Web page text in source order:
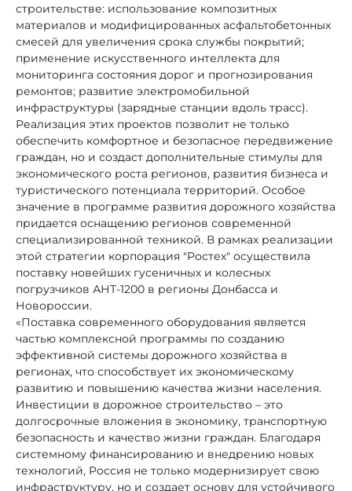
строительстве: использование композитных
материалов и модифицированных асфальтобетонных
смесей для увеличения срока службы покрытий;
применение искусственного интеллекта для
мониторинга состояния дорог и прогнозирования
ремонтов; развитие электромобильной
инфраструктуры (зарядные станции вдоль трасс).
Реализация этих проектов позволит не только
обеспечить комфортное и безопасное передвижение
граждан, но и создаст дополнительные стимулы для
экономического роста регионов, развития бизнеса и
туристического потенциала территорий. Особое
значение в программе развития дорожного хозяйства
придается оснащению регионов современной
специализированной техникой. В рамках реализации
этой стратегии корпорация "Ростех" осуществила
поставку новейших гусеничных и колесных
погрузчиков АНТ-1200 в регионы Донбасса и
Новороссии.
«Поставка современного оборудования является
частью комплексной программы по созданию
эффективной системы дорожного хозяйства в
регионах, что способствует их экономическому
развитию и повышению качества жизни населения.
Инвестиции в дорожное строительство – это
долгосрочные вложения в экономику, транспортную
безопасность и качество жизни граждан. Благодаря
системному финансированию и внедрению новых
технологий, Россия не только модернизирует свою
инфраструктуру, но и создает основу для устойчивого